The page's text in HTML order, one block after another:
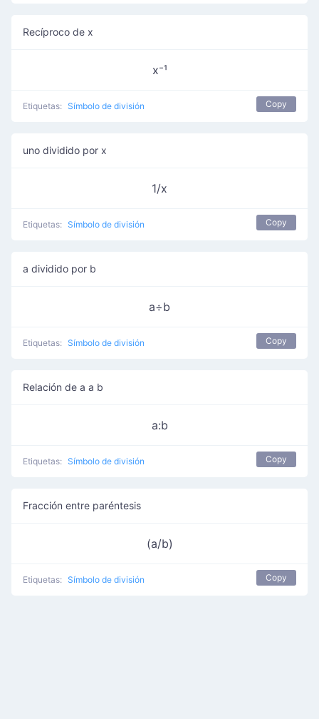
Recíproco de x
x⁻¹
Etiquetas: Símbolo de división Copy
uno dividido por x
1/x
Etiquetas: Símbolo de división Copy
a dividido por b
a÷b
Etiquetas: Símbolo de división Copy
Relación de a a b
a:b
Etiquetas: Símbolo de división Copy
Fracción entre paréntesis
(a/b)
Etiquetas: Símbolo de división Copy